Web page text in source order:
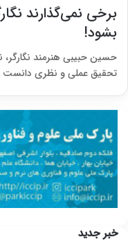
برخی نمی‌گذارند
بشود!
حسین حبیبی هنرمند
تحقیق عملی و نظری دانست
خبر جدید